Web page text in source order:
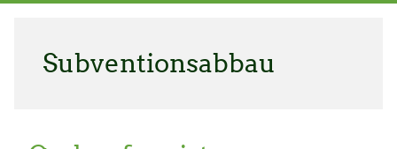
Subventionsabbau